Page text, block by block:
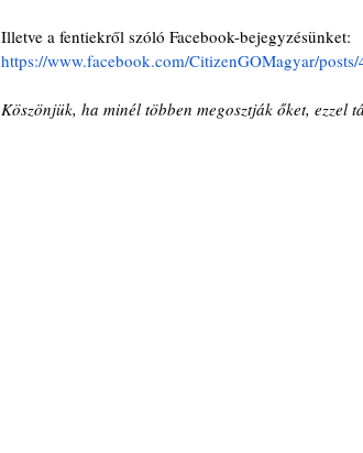
Illetve a fentiekről szóló Facebook-bejegyzésünket:
https://www.facebook.com/CitizenGOMagyar/
Köszönjük, ha minél többen megosztják őket, ezzel